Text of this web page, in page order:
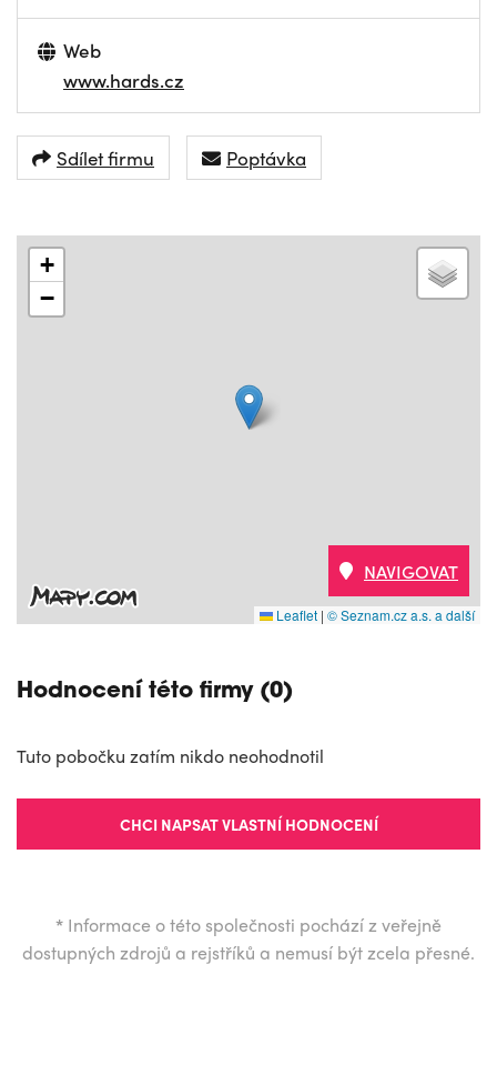
Web
www.hards.cz
Sdílet firmu Poptávka
+
−
Leaflet | © Seznam.cz a.s. a další
NAVIGOVAT
Hodnocení této firmy (0)
Tuto pobočku zatím nikdo neohodnotil
CHCI NAPSAT VLASTNÍ HODNOCENÍ
* Informace o této společnosti pochází z veřejně
dostupných zdrojů a rejstříků a nemusí být zcela přesné.